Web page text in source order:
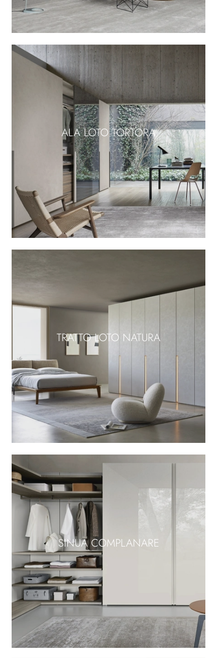
ALA LOTO TORTORA
TRATTO LOTO NATURA
SINUA COMPLANARE